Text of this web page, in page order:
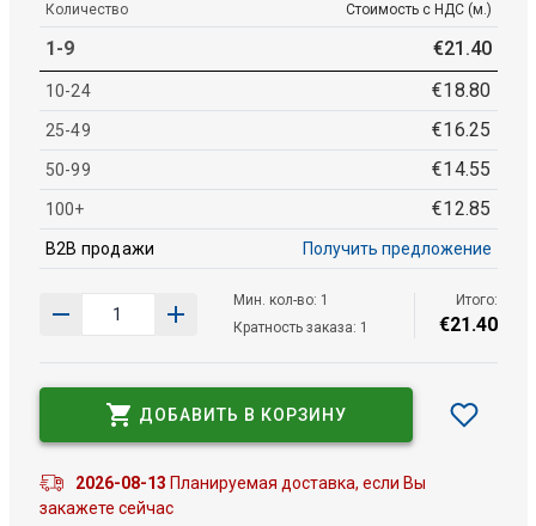
Количество Стоимость с НДС (м.)
1-9 €21 .40
10-24 €18.80
25-49 €16.25
50-99 €14.55
100+ €12.85
B2B продажи Получить предложение
Мин. кол-во: 1
Кратность заказа: 1
Итого:
€21 .40
ДОБАВИТЬ В КОРЗИНУ
2026-08-13 Планируемая доставка, если Вы
закажете сейчас